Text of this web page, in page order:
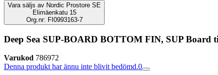
Vara säljs av Nordic Prostore SE
Elimäenkatu 15
Org.nr: FI0993163-7
Deep Sea SUP-BOARD BOTTOM FIN, SUP Board
Varukod 786972
Denna produkt har ännu inte blivit bedömd.0